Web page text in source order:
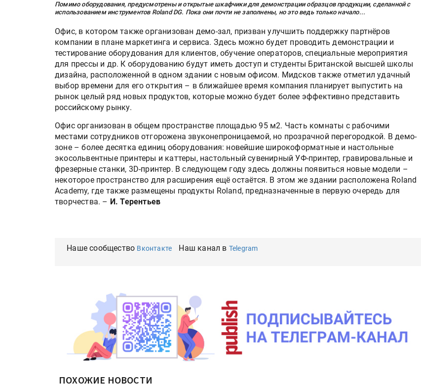
Помимо оборудования, предусмотрены и открытые шкафчики для демонстрации образцов продукции, сделанной с
использованием инструментов Roland DG. Пока они почти не заполнены, но это ведь только начало...
Офис, в котором также организован демо-зал, призван улучшить поддержку партнёров
компании в плане маркетинга и сервиса. Здесь можно будет проводить демонстрации и
тестирование оборудования для клиентов, обучение операторов, специальные мероприятия
для прессы и др. К оборудованию будут иметь доступ и студенты Британской высшей школы
дизайна, расположенной в одном здании с новым офисом. Мидсков также отметил удачный
выбор времени для его открытия – в ближайшее время компания планирует выпустить на
рынок целый ряд новых продуктов, которые можно будет более эффективно представить
российскому рынку.
Офис организован в общем пространстве площадью 95 м2. Часть комнаты с рабочими
местами сотрудников отгорожена звуконепроницаемой, но прозрачной перегородкой. В демо-
зоне – более десятка единиц оборудования: новейшие широкоформатные и настольные
экосольвентные принтеры и каттеры, настольный сувенирный УФ-принтер, гравировальные и
фрезерные станки, 3D-принтер. В следующем году здесь должны появиться новые модели –
некоторое пространство для расширения ещё остаётся. В этом же здании расположена Roland
Academy, где также размещены продукты Roland, предназначенные в первую очередь для
творчества. – И. Терентьев
Наше сообщество Вконтакте Наш канал в Telegram
ПОХОЖИЕ НОВОСТИ
HeyGears анонсировала
полноцветный гибридный УФ/3D-
принтер G1X
Росприроднадзор запускает
HeyGears анонсировала
полноцветный гибридный УФ/3D-
принтер G1X